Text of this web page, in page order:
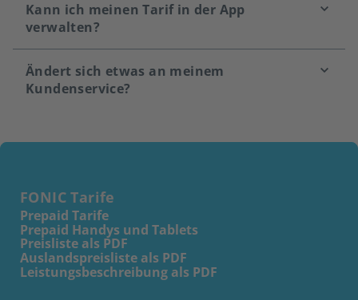
Kann ich meinen Tarif in der App
verwalten?
Ändert sich etwas an meinem
Kundenservice?
FONIC Tarife
Prepaid Tarife
Prepaid Handys und Tablets
Preisliste als PDF
Auslandspreisliste als PDF
Leistungsbeschreibung als PDF